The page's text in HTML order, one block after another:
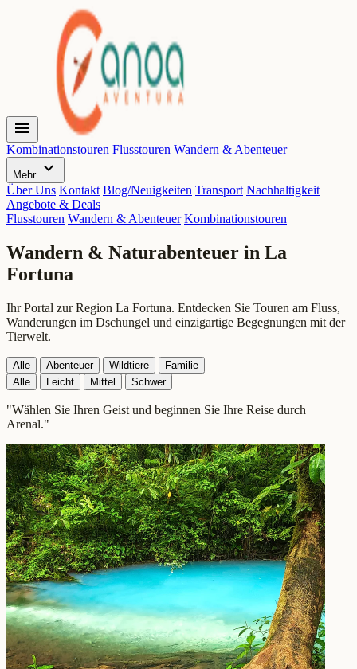
menu
Kombinationstouren Flusstouren Wandern & Abenteuer
Mehr expand_more
Über Uns Kontakt Blog/Neuigkeiten Transport Nachhaltigkeit
Angebote & Deals
Flusstouren Wandern & Abenteuer Kombinationstouren
Wandern & Naturabenteuer in La
Fortuna
Ihr Portal zur Region La Fortuna. Entdecken Sie Touren am Fluss,
Wanderungen im Dschungel und einzigartige Begegnungen mit der
Tierwelt.
Alle Abenteuer Wildtiere
Familie
Alle
Leicht Mittel Schwer
"Wählen Sie Ihren Geist und beginnen Sie Ihre Reise durch
Arenal."